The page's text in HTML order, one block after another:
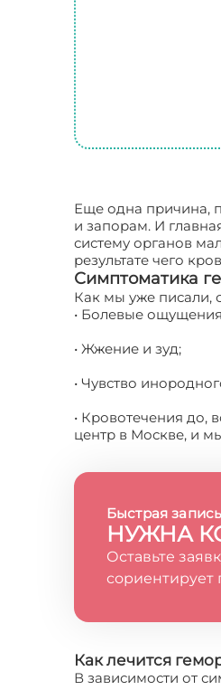
Еще одна причина,
и запорам. И
систему органов
результате чего
Симптоматика
Как мы уже писали,
• Болевые
• Жжение и зуд;
• Чувство
• Кровотечения
центр в Москве, и
Быстрая запись
НУЖНА
Оставьте
сориентирует
Как лечится
В зависимости от